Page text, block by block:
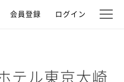
会員登録 ログイン
テル東京大崎